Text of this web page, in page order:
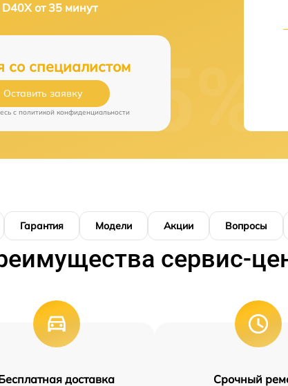
от 35 минут
со специалистом
Оставить заявку
c политикой конфиденциальности
Гарантия Модели Акции Вопросы
сервис-
доставка Срочный